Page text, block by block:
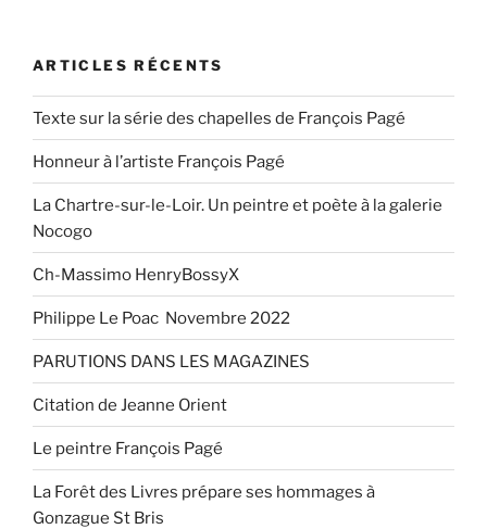
ARTICLES RÉCENTS
Texte sur la série des chapelles de François Pagé
Honneur à l’artiste François Pagé
La Chartre-sur-le-Loir. Un peintre et poète à la galerie
Nocogo
Ch-Massimo HenryBossyX
Philippe Le Poac Novembre 2022
PARUTIONS DANS LES MAGAZINES
Citation de Jeanne Orient
Le peintre François Pagé
La Forêt des Livres prépare ses hommages à
Gonzague St Bris